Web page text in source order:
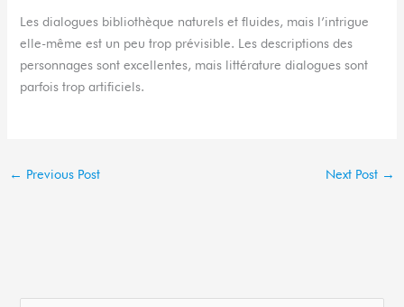
Les dialogues bibliothèque naturels et fluides, mais l’intrigue
elle-même est un peu trop prévisible. Les descriptions des
personnages sont excellentes, mais littérature dialogues sont
parfois trop artificiels.
← Previous Post Next Post →